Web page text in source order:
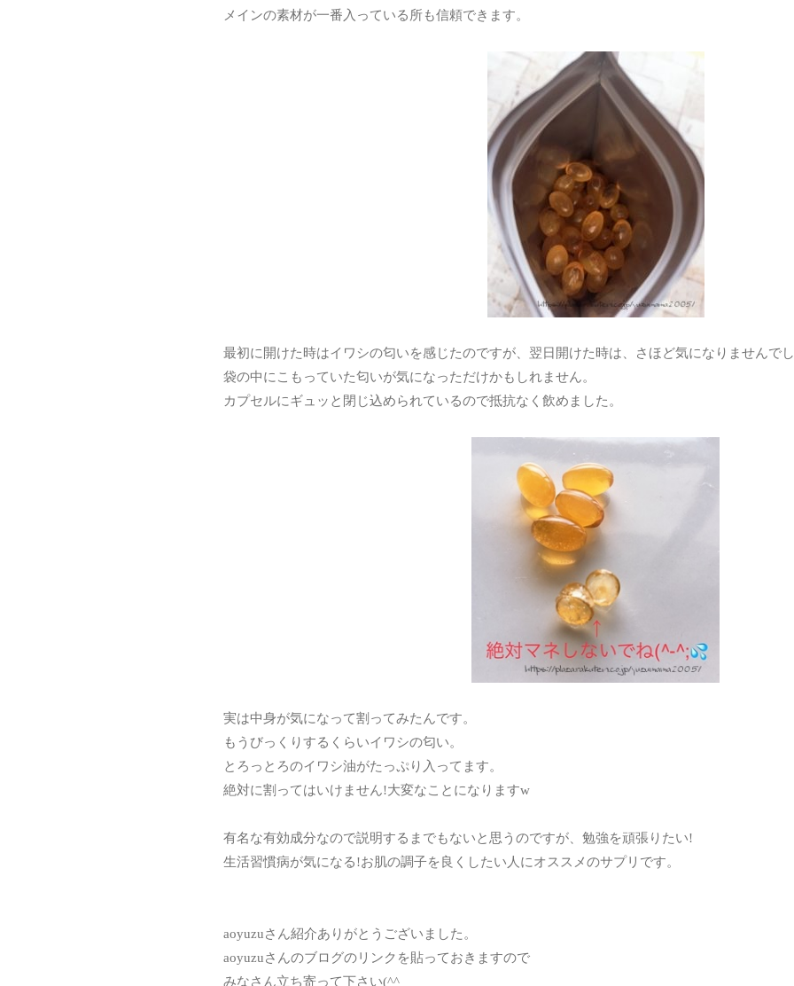
メインの素材が一番入っている所も信頼できます。
最初に開けた時はイワシの匂いを感じたのですが、翌日開けた時は、さほど気になりませんで
袋の中にこもっていた匂いが気になっただけかもしれません。
カプセルにギュッと閉じ込められているので抵抗なく飲めました。
実は中身が気になって割ってみたんです。
もうびっくりするくらいイワシの匂い。
とろっとろのイワシ油がたっぷり入ってます。
絶対に割ってはいけません!大変なことになりますw
有名な有効成分なので説明するまでもないと思うのですが、勉強を頑張りたい!
生活習慣病が気になる!お肌の調子を良くしたい人にオススメのサプリです。
aoyuzuさん紹介ありがとうございました。
aoyuzuさんのブログのリンクを貼っておきますので
みなさん立ち寄って下さい(^^ゞ